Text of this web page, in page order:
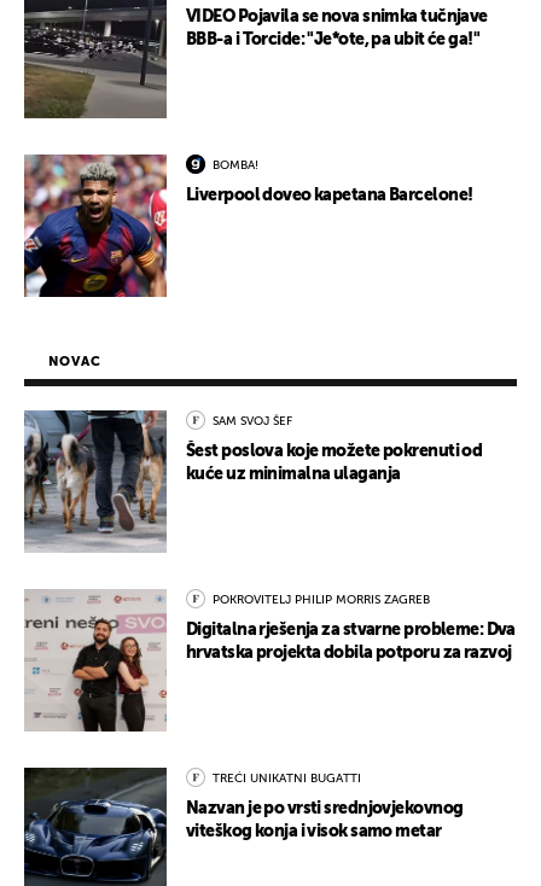
VIDEO Pojavila se nova snimka tučnjave
BBB-a i Torcide: "Je*ote, pa ubit će ga!"
BOMBA!
Liverpool doveo kapetana Barcelone!
NOVAC
SAM SVOJ ŠEF
Šest poslova koje možete pokrenuti od
kuće uz minimalna ulaganja
POKROVITELJ PHILIP MORRIS ZAGREB
Digitalna rješenja za stvarne probleme: Dva
hrvatska projekta dobila potporu za razvoj
TREĆI UNIKATNI BUGATTI
Nazvan je po vrsti srednjovjekovnog
viteškog konja i visok samo metar